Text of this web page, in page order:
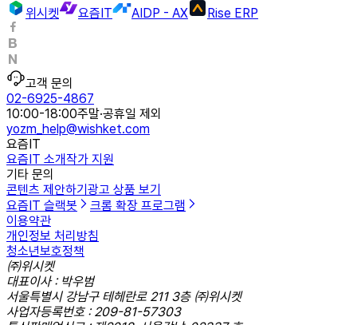
위시켓
요즘IT AIDP - AX Rise ERP
고객 문의
02-6925-4867
10:00-18:00주말·공휴일 제외
yozm_help@wishket.com
요즘IT
요즘IT 소개작가 지원
기타 문의
콘텐츠 제안하기 광고 상품 보기
요즘IT 슬랙봇
크롬 확장 프로그램
이용약관
개인정보 처리방침
청소년보호정책
㈜위시켓
대표이사 : 박우범
서울특별시 강남구 테헤란로 211 3층 ㈜위시켓
사업자등록번호 : 209-81-57303